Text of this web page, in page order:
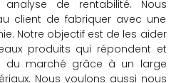
analyse de rentabilité. Nous
client de fabriquer avec une
Notre objectif est de les aider
produits qui répondent et
du marché grâce à un large
Nous voulons aussi nous